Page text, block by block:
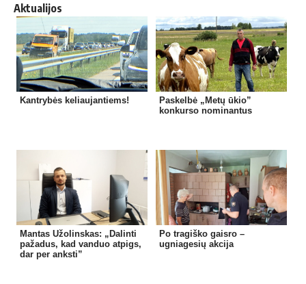
Aktualijos
Kantrybės keliaujantiems!
Paskelbė „Metų ūkio”
konkurso nominantus
Mantas Užolinskas: „Dalinti
pažadus, kad vanduo atpigs,
dar per anksti”
Po tragiško gaisro –
ugniagesių akcija